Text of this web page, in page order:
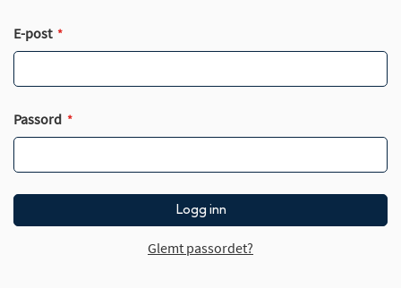
E-post
Passord
Logg inn
Glemt passordet?